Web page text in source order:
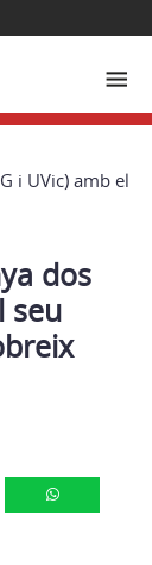
i UVic) amb el
dos
seu